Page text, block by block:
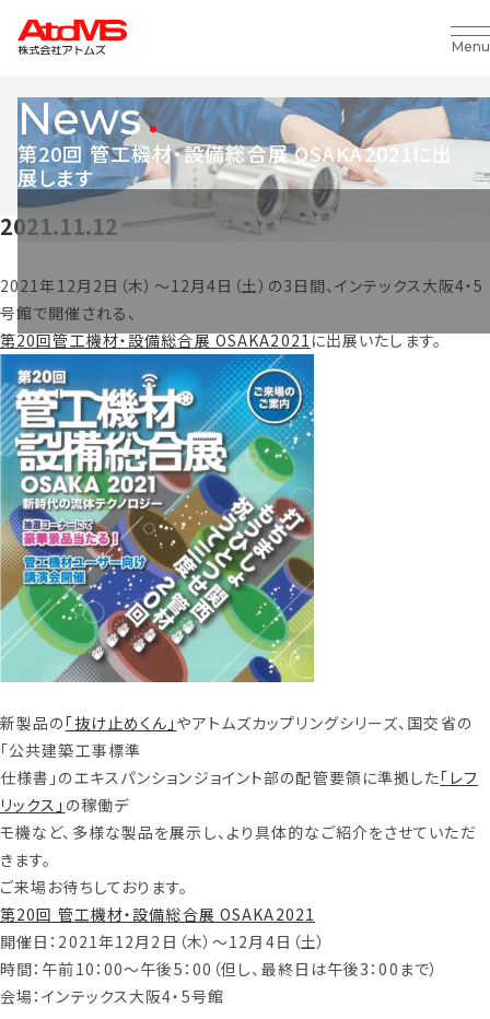
Menu
News
第20回 管工機材・設備総合展 OSAKA2021に出
展します
2021.11.12
2021年12月2日（木）～12月4日（土）の3日間、インテックス大阪4・5
号館で開催される、
第20回管工機材・設備総合展 OSAKA2021に出展いたします。
新製品の 「抜け止めくん」 やアトムズカップリングシリーズ、国交省の
「公共建築工事標準
仕様書」のエキスパンションジョイント部の配管要領に準拠した「レフ
リックス」 の稼働デ
モ機など、多様な製品を展示し、より具体的なご紹介をさせていただ
きます。
ご来場お待ちしております。
第20回 管工機材・設備総合展 OSAKA2021
開催日：2021年12月2日（木）～12月4日（土）
時間：午前10：00～午後5：00（但し、最終日は午後3：00まで）
会場：インテックス大阪4・5号館